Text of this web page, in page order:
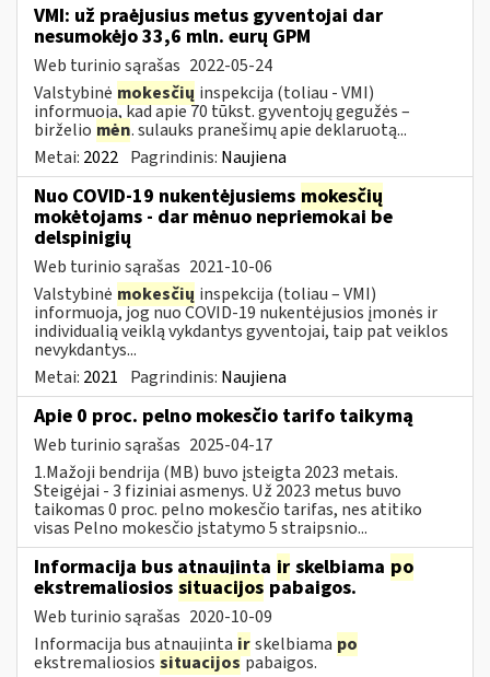
VMI: už praėjusius metus gyventojai dar
nesumokėjo 33,6 mln. eurų GPM
Web turinio sąrašas 2022-05-24
Valstybinė mokesčių inspekcija (toliau - VMI)
informuoja, kad apie 70 tūkst. gyventojų gegužės –
birželio mėn. sulauks pranešimų apie deklaruotą...
Metai: 2022 Pagrindinis: Naujiena
Nuo COVID-19 nukentėjusiems mokesčių
mokėtojams - dar mėnuo nepriemokai be
delspinigių
Web turinio sąrašas 2021-10-06
Valstybinė mokesčių inspekcija (toliau – VMI)
informuoja, jog nuo COVID-19 nukentėjusios įmonės ir
individualią veiklą vykdantys gyventojai, taip pat veiklos
nevykdantys...
Metai: 2021 Pagrindinis: Naujiena
Apie 0 proc. pelno mokesčio tarifo taikymą
Web turinio sąrašas 2025-04-17
1.Mažoji bendrija (MB) buvo įsteigta 2023 metais.
Steigėjai - 3 fiziniai asmenys. Už 2023 metus buvo
taikomas 0 proc. pelno mokesčio tarifas, nes atitiko
visas Pelno mokesčio įstatymo 5 straipsnio...
Informacija bus atnaujinta ir skelbiama po
ekstremaliosios situacijos pabaigos.
Web turinio sąrašas 2020-10-09
Informacija bus atnaujinta irskelbiama po
ekstremaliosios situacijospabaigos.